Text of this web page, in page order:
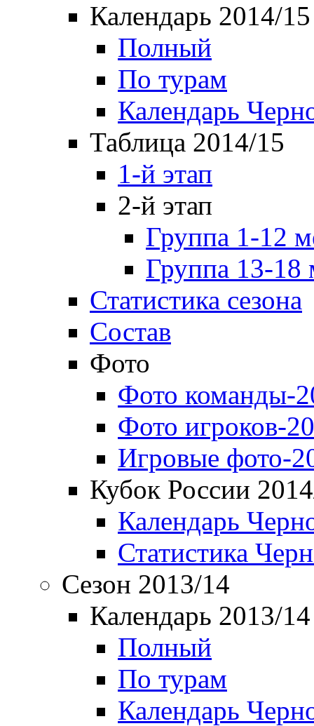
Календарь 2014/15
Полный
По турам
Календарь
Таблица 2014/15
1-й этап
2-й этап
Группа 1-12
Группа 13-18
Статистика сезона
Состав
Фото
Фото команды-
Фото игроков-
Игровые фото-
Кубок России
Календарь
Статистика
Сезон 2013/14
Календарь 2013/14
Полный
По турам
Календарь